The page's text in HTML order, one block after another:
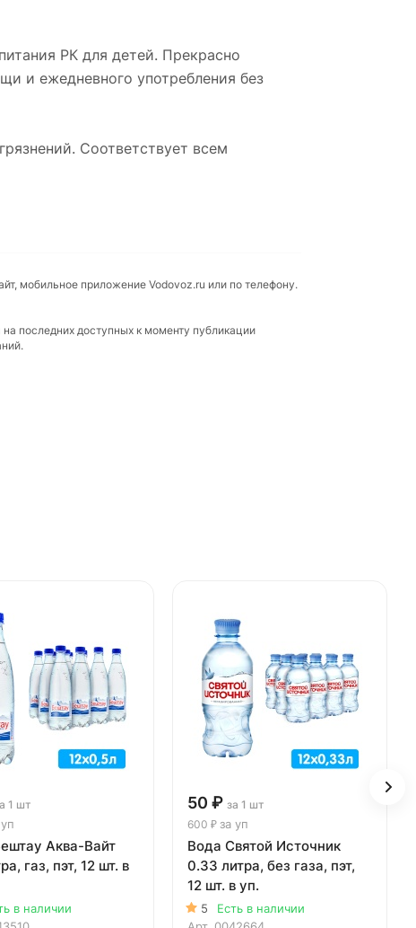
РК для детей. Прекрасно
и ежедневного употребления без
Соответствует всем
мобильное приложение Vodovoz.ru или по телефону.
последних доступных к моменту публикации
1 шт
Аква-Вайт
газ, пэт, 12 шт. в
в наличии
50 ₽ за 1 шт
600 ₽ за уп
Вода Святой Источник
0.33 литра, без газа, пэт,
12 шт. в уп.
5
Есть в наличии